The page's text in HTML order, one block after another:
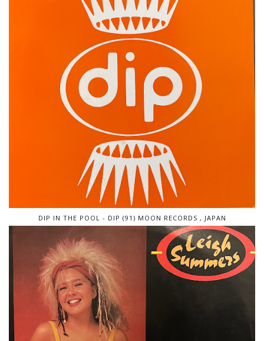
DIP IN THE POOL - DIP (91) MOON RECORDS , JAPAN